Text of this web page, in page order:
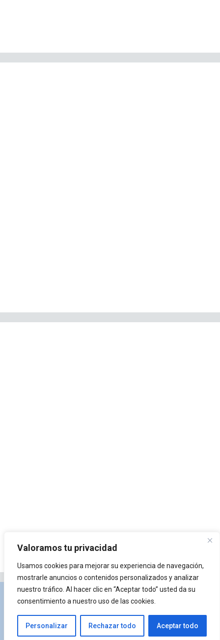
Valoramos tu privacidad
Usamos cookies para mejorar su experiencia de navegación,
mostrarle anuncios o contenidos personalizados y analizar
nuestro tráfico. Al hacer clic en “Aceptar todo” usted da su
consentimiento a nuestro uso de las cookies.
Personalizar Rechazar todo Aceptar todo
Privacidad y Política de Cookies Portal de
arquitectura Lista de Temas ¿Qué es Arkiplus?
© 2026 Arkiplus • Creado conGeneratePress